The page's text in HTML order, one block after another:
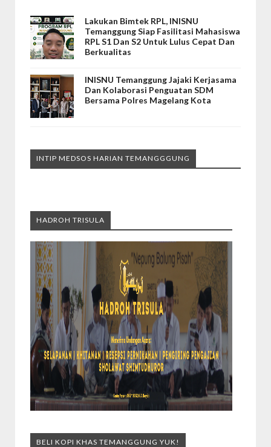
Lakukan Bimtek RPL, INISNU
Temanggung Siap Fasilitasi Mahasiswa
RPL S1 Dan S2 Untuk Lulus Cepat Dan
Berkualitas
INISNU Temanggung Jajaki Kerjasama
Dan Kolaborasi Penguatan SDM
Bersama Polres Magelang Kota
INTIP MEDSOS HARIAN TEMANGGGUNG
HADROH TRISULA
BELI KOPI KHAS TEMANGGUNG YUK!